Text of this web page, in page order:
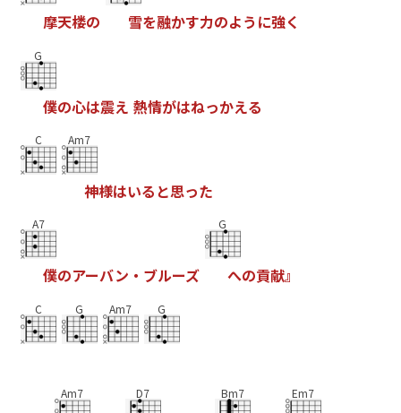
摩天楼の 雪を融かす力のよう に強く
G
僕の心は震え 熱情がはねっかえる
C Am7
神様はいる と思った
A7
僕のアーバン ・ ブルーズ
G
への貢献』
C G Am7 G
Am7 D7 Bm7 Em7